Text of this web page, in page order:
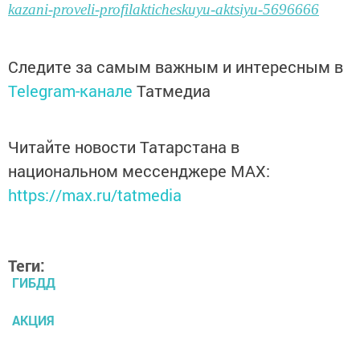
kazani-proveli-profilakticheskuyu-aktsiyu-5696666
Следите за самым важным и интересным в
Telegram-канале Татмедиа
Читайте новости Татарстана в
национальном мессенджере MАХ:
https://max.ru/tatmedia
Теги:
ГИБДД
АКЦИЯ